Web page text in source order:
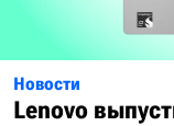
Новости
Lenovo